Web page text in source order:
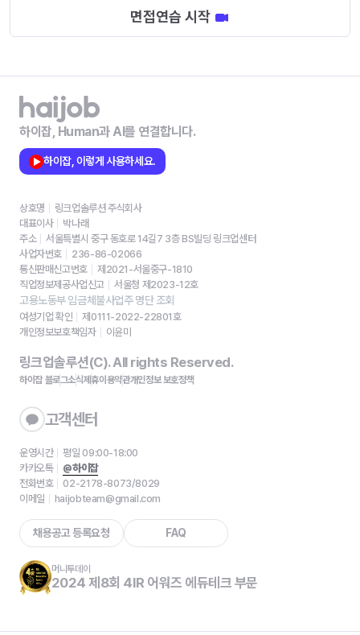
면접연습 시작
하이잡, Human과 AI를 연결합니다.
하이잡, 이렇게 사용하세요.
상호명
링크업솔루션 주식회사
대표이사
박나래
주소
서울특별시 중구 동호로 14길7 3층 BS빌딩 링크업센터
사업자번호
236-86-02066
통신판매신고번호
제2021-서울중구-1810
직업정보제공사업신고
서울청 제2023-12호
고용노동부 임금체불사업주 명단 조회
여성기업 확인
제0111-2022-22801호
개인정보보호책임자
이윤미
링크업솔루션(C). All rights Reserved.
하이잡 블로그소식제휴이용약관개인정보 보호정책
고객센터
운영시간
평일 09:00-18:00
카카오톡
@하이잡
전화번호
02-2178-8073/8029
이메일
haijobteam@gmail.com
채용공고 등록요청 FAQ
머니투데이
2024 제8회 4IR 어워즈 에듀테크 부문